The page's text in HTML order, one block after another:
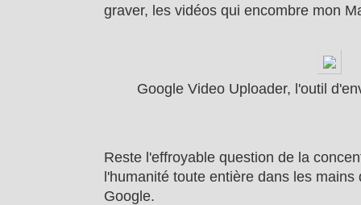
graver, les vidéos qui encombre mon
Google Video Uploader, l'outil
Reste l'effroyable question de la
l'humanité toute entière dans les
Google.